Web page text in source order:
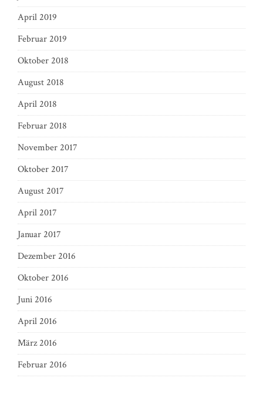
April 2019
Februar 2019
Oktober 2018
August 2018
April 2018
Februar 2018
November 2017
Oktober 2017
August 2017
April 2017
Januar 2017
Dezember 2016
Oktober 2016
Juni 2016
April 2016
März 2016
Februar 2016